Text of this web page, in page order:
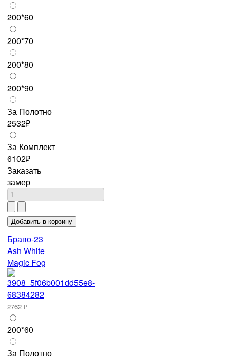
200*60
200*70
200*80
200*90
За Полотно
2532₽
За Комплект
6102₽
Заказать
замер
Браво-23
Ash White
Magic Fog
2762 ₽
200*60
За Полотно